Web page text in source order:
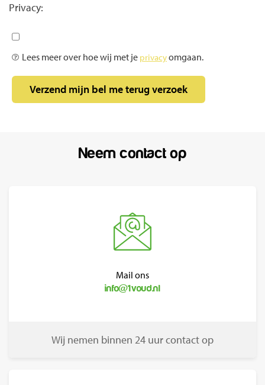
Privacy:
Lees meer over hoe wij met je privacyomgaan.
Neem contact op
Mail ons
info@1voud.nl
Wij nemen binnen 24 uur contact op